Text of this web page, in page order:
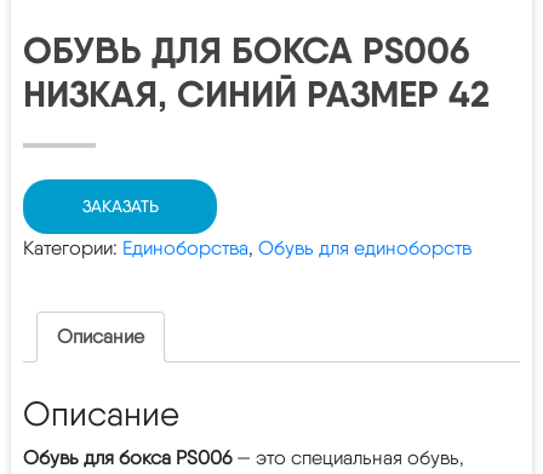
ОБУВЬ ДЛЯ БОКСА PS006
НИЗКАЯ, СИНИЙ РАЗМЕР 42
ЗАКАЗАТЬ
Категории: Единоборства, Обувь для единоборств
Описание
Описание
Обувь для бокса PS006 — это специальная обувь,